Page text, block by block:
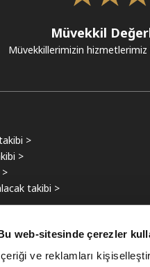
web-sitesinde çerezler
ve reklamları
Müvekkil
Müvekkillerimizin
>
>
takibi >